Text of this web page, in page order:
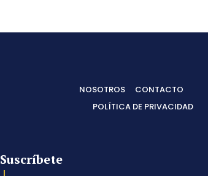
NOSOTROS
CONTACTO
POLÍTICA DE PRIVACIDAD
Suscríbete